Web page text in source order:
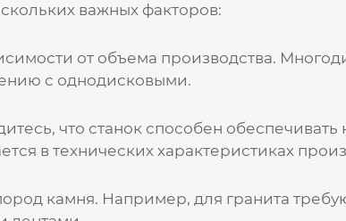
важных факторов:
от объема производства.
с однодисковыми.
что станок способен
в технических характеристиках
камня. Например, для гранита